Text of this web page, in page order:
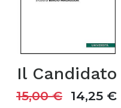
Il Candidato
15,00€ 14,25 €